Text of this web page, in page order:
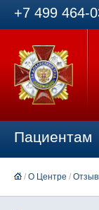
+7 499 464-
Пациентам
/ О Центре /